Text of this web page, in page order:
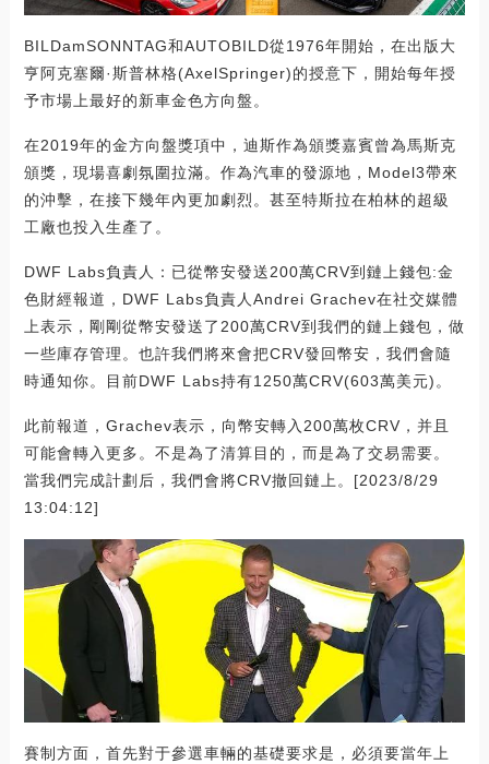
BILDamSONNTAG和AUTOBILD從1976年開始，在出版大
亨阿克塞爾·斯普林格(AxelSpringer)的授意下，開始每年授
予市場上最好的新車金色方向盤。
在2019年的金方向盤獎項中，迪斯作為頒獎嘉賓曾為馬斯克
頒獎，現場喜劇氛圍拉滿。作為汽車的發源地，Model3帶來
的沖擊，在接下幾年內更加劇烈。甚至特斯拉在柏林的超級
工廠也投入生產了。
DWF Labs負責人：已從幣安發送200萬CRV到鏈上錢包:金
色財經報道，DWF Labs負責人Andrei Grachev在社交媒體
上表示，剛剛從幣安發送了200萬CRV到我們的鏈上錢包，做
一些庫存管理。也許我們將來會把CRV發回幣安，我們會隨
時通知你。目前DWF Labs持有1250萬CRV(603萬美元)。
此前報道，Grachev表示，向幣安轉入200萬枚CRV，并且
可能會轉入更多。不是為了清算目的，而是為了交易需要。
當我們完成計劃后，我們會將CRV撤回鏈上。[2023/8/29
13:04:12]
賽制方面，首先對于參選車輛的基礎要求是，必須要當年上